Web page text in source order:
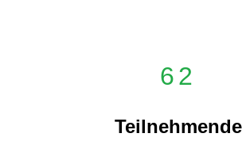
62
Teilnehmende